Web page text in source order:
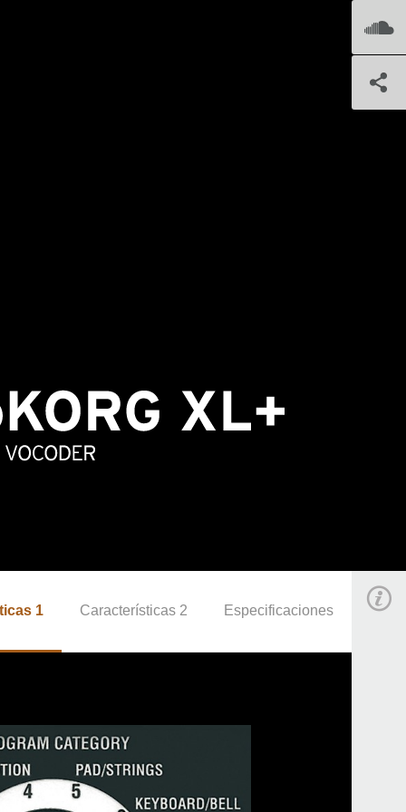
1 Características 2 Especificaciones